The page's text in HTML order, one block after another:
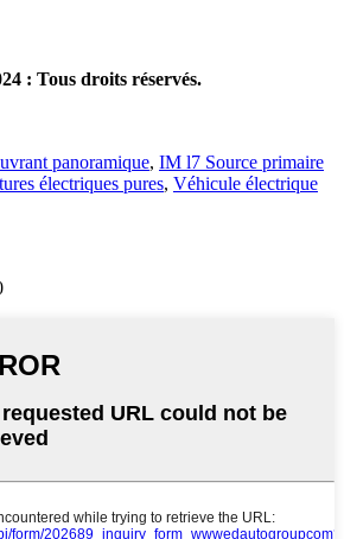
: Tous droits réservés.
panoramique, IM l7 Source primaire
électriques pures, Véhicule électrique